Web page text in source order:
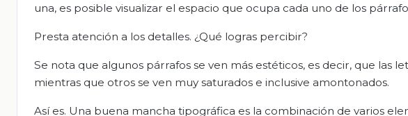
una, es posible visualizar el espacio que ocupa cada uno de los
Presta atención a los detalles. ¿Qué logras percibir?
Se nota que algunos párrafos se ven más estéticos, es decir, que las
mientras que otros se ven muy saturados e inclusive amontonados.
Así es. Una buena mancha tipográfica es la combinación de varios